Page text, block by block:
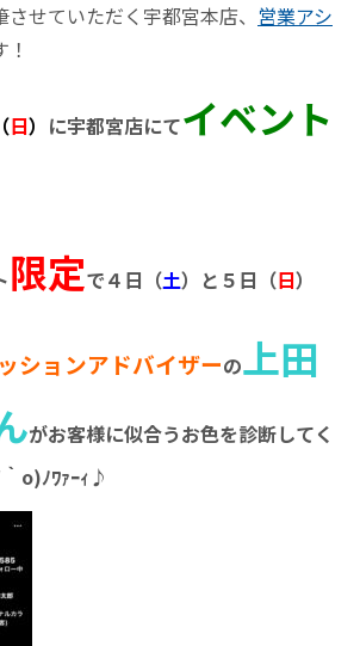
せていただく宇都宮本店、 営業アシ
日） に宇都宮店にてイベント
限定で４日（土）と５日（日）
ションアドバイザーの上田
がお客様に似合うお色を診断してく
o)ﾉﾜｧｰｨ♪